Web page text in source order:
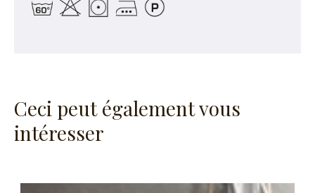
Ceci peut également vous
intéresser